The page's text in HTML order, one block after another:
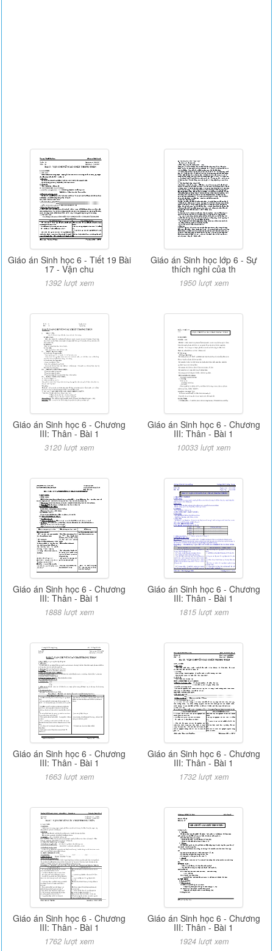
Giáo án Sinh học 6 - Tiết 19 Bài
17 - Vận chu
1392 lượt xem
Giáo án Sinh học lớp 6 - Sự
thích nghi của th
1950 lượt xem
Giáo án Sinh học 6 - Chương
III: Thân - Bài 1
3120 lượt xem
Giáo án Sinh học 6 - Chương
III: Thân - Bài 1
10033 lượt xem
Giáo án Sinh học 6 - Chương
III: Thân - Bài 1
1888 lượt xem
Giáo án Sinh học 6 - Chương
III: Thân - Bài 1
1815 lượt xem
Giáo án Sinh học 6 - Chương
III: Thân - Bài 1
1663 lượt xem
Giáo án Sinh học 6 - Chương
III: Thân - Bài 1
1732 lượt xem
Giáo án Sinh học 6 - Chương
III: Thân - Bài 1
1762 lượt xem
Giáo án Sinh học 6 - Chương
III: Thân - Bài 1
1924 lượt xem